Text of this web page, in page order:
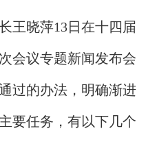
王晓萍13日在十四届
会议专题新闻发布会
过的办法，明确渐进
要任务，有以下几个